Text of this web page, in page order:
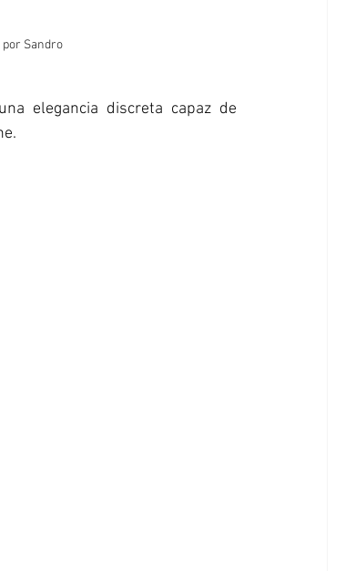
Sandro
elegancia discreta capaz de